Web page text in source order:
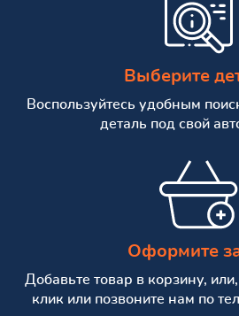
Выберите
Воспользуйтесь удобным
деталь под свой
Оформите
Добавьте товар в корзину,
клик или позвоните нам по